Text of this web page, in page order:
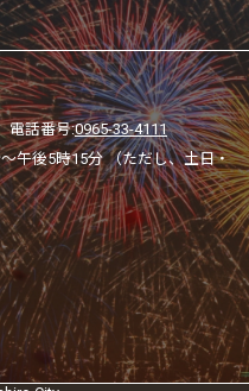
電話番号:0965-33-4111
午後5時15分 （ただし、土日・